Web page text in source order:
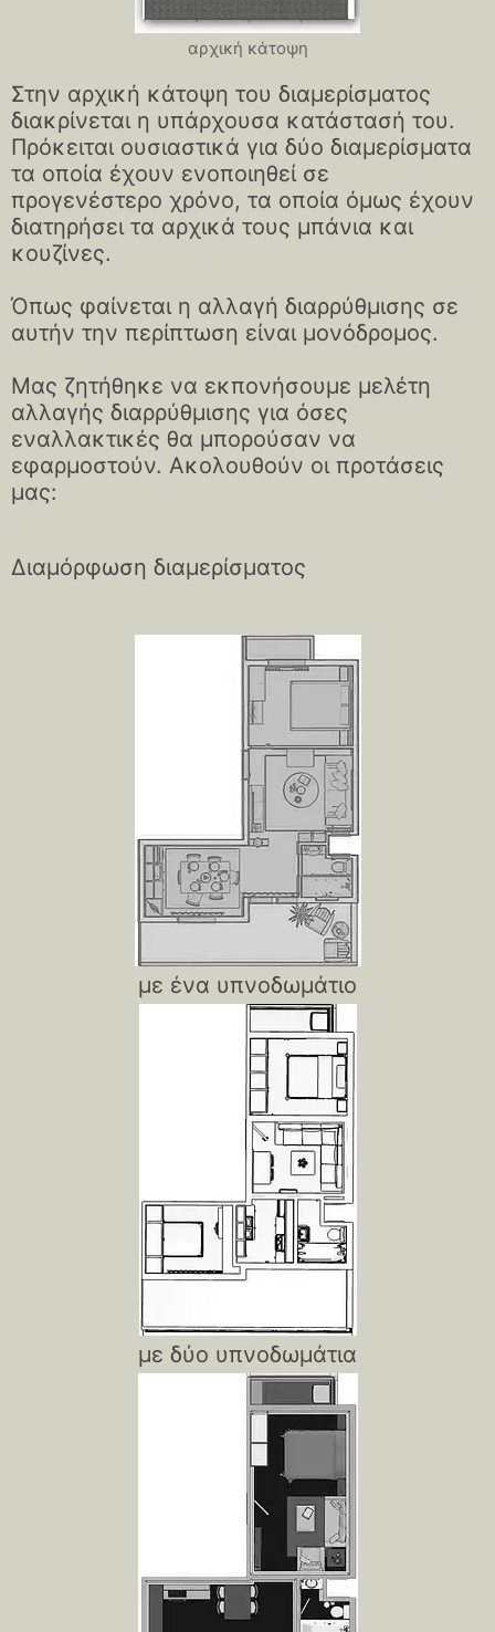
αρχική κάτοψη
Στην αρχική κάτοψη του διαμερίσματος
διακρίνεται η υπάρχουσα κατάστασή του.
Πρόκειται ουσιαστικά για δύο διαμερίσματα
τα οποία έχουν ενοποιηθεί σε
προγενέστερο χρόνο, τα οποία όμως έχουν
διατηρήσει τα αρχικά τους μπάνια και
κουζίνες.
Όπως φαίνεται η αλλαγή διαρρύθμισης σε
αυτήν την περίπτωση είναι μονόδρομος.
Μας ζητήθηκε να εκπονήσουμε μελέτη
αλλαγής διαρρύθμισης για όσες
εναλλακτικές θα μπορούσαν να
εφαρμοστούν. Ακολουθούν οι προτάσεις
μας:
Διαμόρφωση διαμερίσματος
με ένα υπνοδωμάτιο
με δύο υπνοδωμάτια